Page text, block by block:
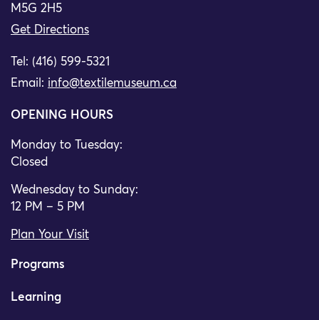
M5G 2H5
Get Directions
Tel: (416) 599-5321
Email: info@textilemuseum.ca
OPENING HOURS
Monday to Tuesday:
Closed
Wednesday to Sunday:
12 PM – 5 PM
Plan Your Visit
Programs
Learning